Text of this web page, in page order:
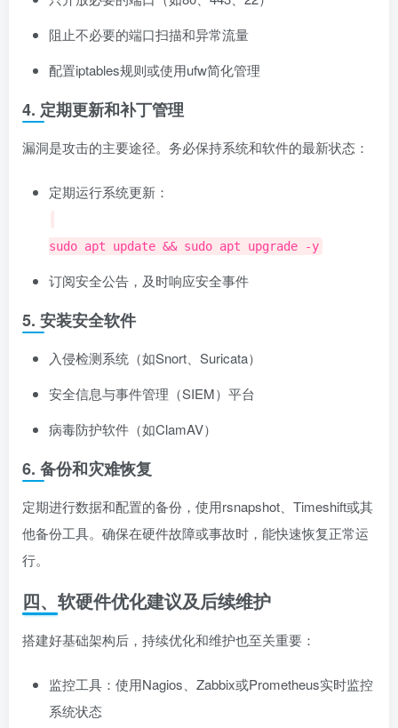
阻止不必要的端口扫描和异常流量
配置iptables规则或使用ufw简化管理
4. 定期更新和补丁管理
漏洞是攻击的主要途径。务必保持系统和软件的最新状态：
定期运行系统更新：
sudo apt update && sudo apt upgrade -y
订阅安全公告，及时响应安全事件
5. 安装安全软件
入侵检测系统（如Snort、Suricata）
安全信息与事件管理（SIEM）平台
病毒防护软件（如ClamAV）
6. 备份和灾难恢复
定期进行数据和配置的备份，使用rsnapshot、Timeshift或其
他备份工具。确保在硬件故障或事故时，能快速恢复正常运
行。
四、软硬件优化建议及后续维护
搭建好基础架构后，持续优化和维护也至关重要：
监控工具：使用Nagios、Zabbix或Prometheus实时监控
系统状态